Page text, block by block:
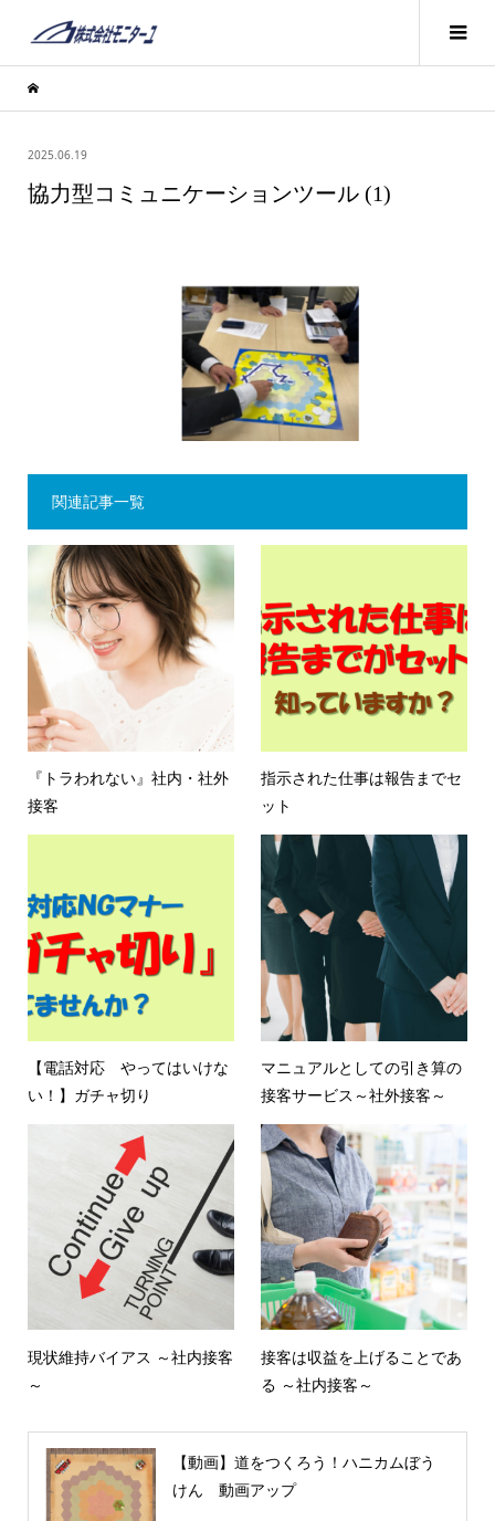
2025.06.19
協力型コミュニケーションツール (1)
関連記事一覧
『トラわれない』社内・社外
接客
指示された仕事は報告までセ
ット
【電話対応 やってはいけな
い！】ガチャ切り
マニュアルとしての引き算の
接客サービス～社外接客～
現状維持バイアス ～社内接客
～
接客は収益を上げることであ
る ～社内接客～
【動画】道をつくろう！ハニカムぼう
けん 動画アップ